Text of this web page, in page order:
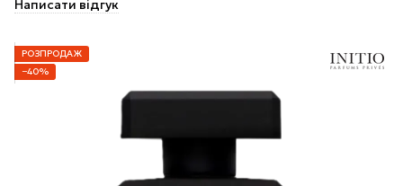
Написати відгук
РОЗПРОДАЖ
−40%